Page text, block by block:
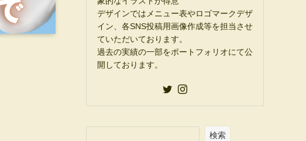
デザインではメニュー表やロゴマークデザ
イン、各SNS投稿用画像作成等を担当させ
ていただいております。
過去の実績の一部をポートフォリオにて公
開しております。
検索